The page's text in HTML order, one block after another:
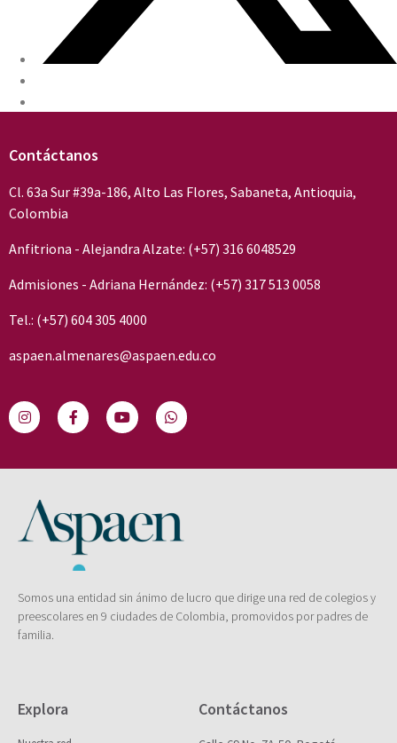
Contáctanos
Cl. 63a Sur #39a-186, Alto Las Flores, Sabaneta, Antioquia,
Colombia
Anfitriona - Alejandra Alzate: (+57) 316 6048529
Admisiones - Adriana Hernández: (+57) 317 513 0058
Tel.: (+57) 604 305 4000
aspaen.almenares@aspaen.edu.co
Somos una entidad sin ánimo de lucro que dirige una red de colegios y
preescolares en 9 ciudades de Colombia, promovidos por padres de
familia.
Explora Contáctanos